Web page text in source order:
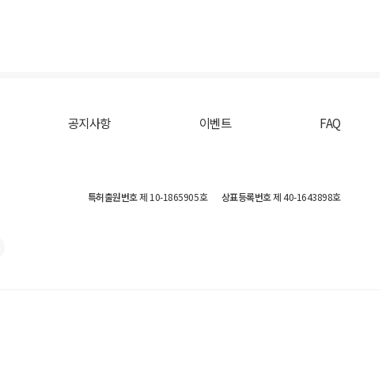
공지사항 이벤트 FAQ
특허출원번호제 10-1865905호 상표등록번호제 40-1643898호